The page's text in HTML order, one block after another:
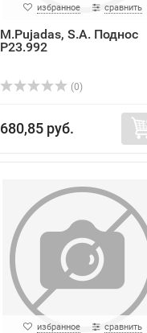
избранное сравнить
M.Pujadas, S.A. Поднос
P23.992
(0)
680,85 руб.
избранное сравнить